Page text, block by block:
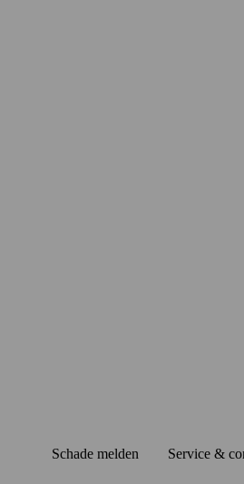
Schade melden Service &